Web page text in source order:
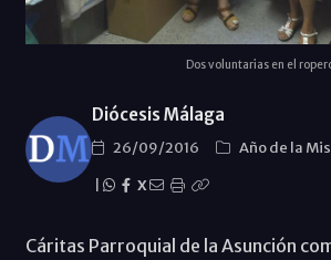
Dos voluntarias en el
Diócesis Málaga
26/09/2016
Año de la
X
Cáritas Parroquial de la Asunción